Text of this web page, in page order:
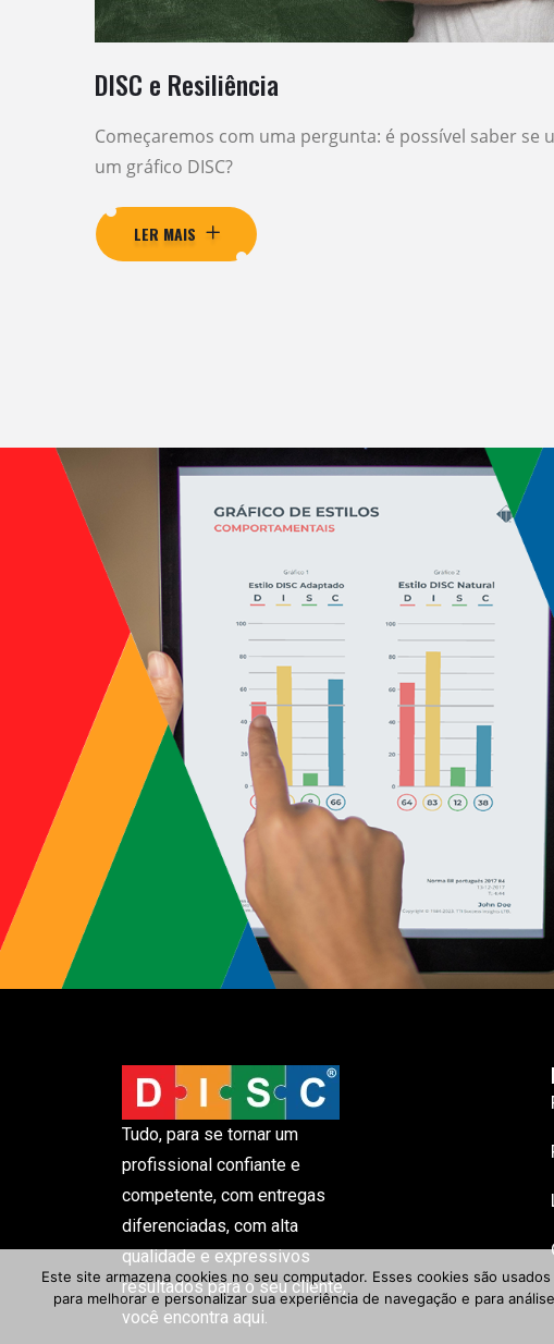
DISC e Resiliência
Começaremos com uma pergunta: é possível saber se
um gráfico DISC?
LER MAIS
Tudo, para se tornar um
profissional confiante e
competente, com entregas
diferenciadas, com alta
qualidade e expressivos
resultados para o seu cliente,
você encontra aqui.
Este site armazena cookies no seu computador. Esses cookies são
para melhorar e personalizar sua experiência de navegação e para